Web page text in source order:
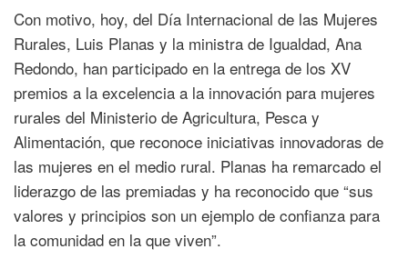
Con motivo, hoy, del Día Internacional de las Mujeres
Rurales, Luis Planas y la ministra de Igualdad, Ana
Redondo, han participado en la entrega de los XV
premios a la excelencia a la innovación para mujeres
rurales del Ministerio de Agricultura, Pesca y
Alimentación, que reconoce iniciativas innovadoras de
las mujeres en el medio rural. Planas ha remarcado el
liderazgo de las premiadas y ha reconocido que “sus
valores y principios son un ejemplo de confianza para
la comunidad en la que viven”.